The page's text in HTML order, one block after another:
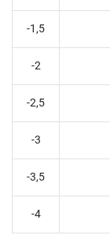
-1,5
-2
-2,5
-3
-3,5
-4